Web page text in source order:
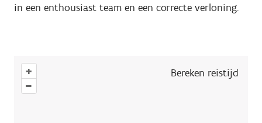
in een enthousiast team en een correcte verloning.
+
–
Bereken reistijd